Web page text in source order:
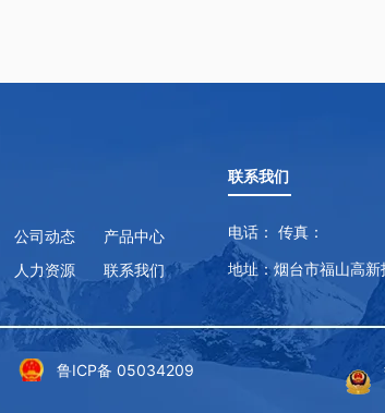
公司动态
产品中心
人力资源
联系我们
联系我们
电话： 传真：
地址：烟台市福山高
鲁ICP备 05034209